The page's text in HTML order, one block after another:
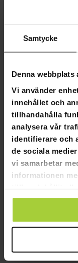
Samtycke
Denna webbplats
Vi använder
innehållet och
tillhandahålla
analysera vår
identifierare och
de sociala
vi samarbetar
informationen
använt deras
de kan ta sig ut
andnings- eller
tyngdtäcken.
Produktinfo:
Material:
certifierad
Fyllning:
giftfri och
Vikt: 5-13kg
Storlek:
Mindre fack
Passar också
Starka
2 års
Tyngdtäcke
returneras.